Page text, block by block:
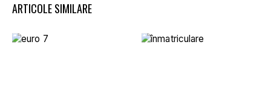
ARTICOLE SIMILARE